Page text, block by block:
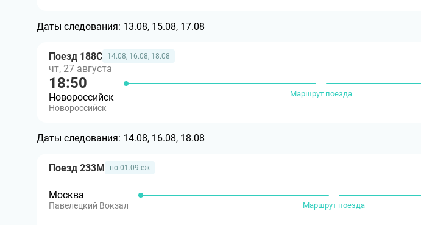
Даты следования: 13.08, 15.08, 17.08
Поезд 188С 14.08, 16.08, 18.08
чт, 27 августа
18:50
Новороссийск
Новороссийск
Маршрут поезда
Даты следования: 14.08, 16.08, 18.08
Поезд 233М по 01.09 еж
Москва
Павелецкий Вокзал Маршрут поезда